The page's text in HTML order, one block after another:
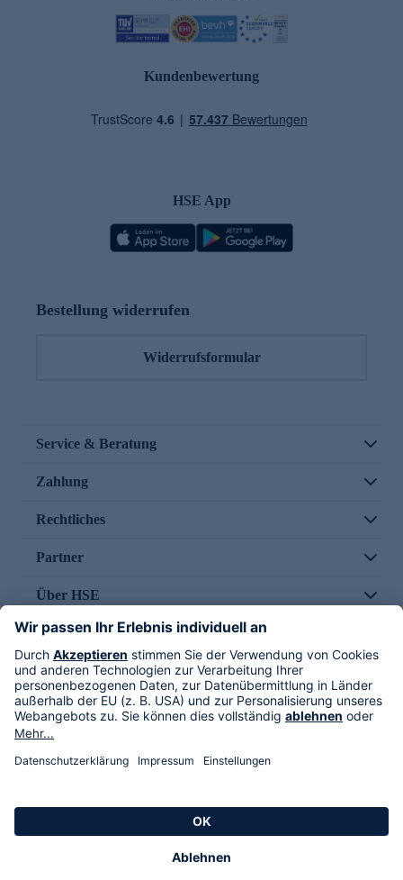
Kundenbewertung
HSE App
Bestellung widerrufen
Widerrufsformular
Service & Beratung
Zahlung
Rechtliches
Partner
Über HSE
Im TV
HSE International